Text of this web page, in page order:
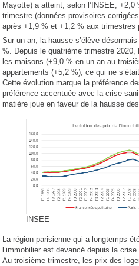
Mayotte) a atteint, selon l’INSEE, +2,0
trimestre (données provisoires
après +1,9 % et +1,2 % aux trimestres
Sur un an, la hausse s’élève
%. Depuis le quatrième trimestre
les maisons (+9,0 % en un an au
appartements (+5,2 %), ce qui ne
Cette évolution marque la préférence
préférence accentuée avec la crise
matière joue en faveur de la hausse
INSEE
La région parisienne qui a longtemps
l’immobilier est devancé depuis la
Au troisième trimestre, les prix des